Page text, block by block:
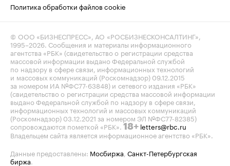
Политика обработки файлов cookie
© ООО «БИЗНЕСПРЕСС», АО «РОСБИЗНЕСКОНСАЛТИНГ»,
1995–2026 . Сообщения и материалы информационного
агентства «РБК» (свидетельство о регистрации средства
массовой информации выдано Федеральной службой
по надзору в сфере связи, информационных технологий
и массовых коммуникаций (Роскомнадзор) 09.12.2015
за номером ИА №ФС77-63848) и сетевого издания «РБК»
(свидетельство о регистрации средства массовой информации
выдано Федеральной службой по надзору в сфере связи,
информационных технологий и массовых коммуникаций
(Роскомнадзор) 03.12.2021 за номером ЭЛ №ФС77-82385)
сопровождаются пометкой «РБК». 18+ letters@rbc.ru
Владельцем сайта является информационное агентство «РБК».
Данные предоставлены: Мосбиржа Санкт-Петербургская
биржа